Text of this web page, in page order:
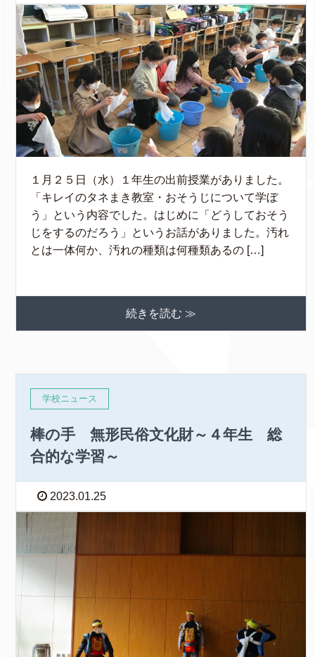
１月２５日（水）１年生の出前授業がありました。
「キレイのタネまき教室・おそうじについて学ぼ
う」という内容でした。はじめに「どうしておそう
じをするのだろう」というお話がありました。汚れ
とは一体何か、汚れの種類は何種類あるの […]
続きを読む ≫
学校ニュース
棒の手 無形民俗文化財～４年生 総
合的な学習～
2023.01.25